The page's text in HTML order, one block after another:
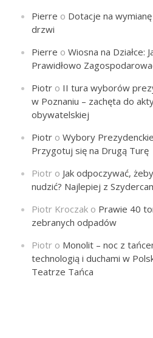
Pierre o Dotacje na
drzwi
Pierre oWiosna na Działce:
Prawidłowo
Piotr o II tura wyborów
w Poznaniu – zachęta do
obywatelskiej
Piotr oWybory
Przygotuj się na Drugą Turę
Piotr o Jak odpoczywać,
nudzić? Najlepiej z
Piotr Kroczak o Prawie 40
zebranych odpadów
Piotr o Monolit – noc z
technologią i duchami w
Teatrze Tańca